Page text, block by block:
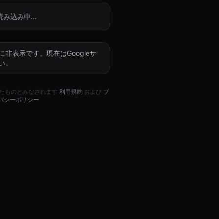
み込み中...
非表示です。現在はGoogleサ
。
ものとみなされます 利用規約 および プ
シーポリシー